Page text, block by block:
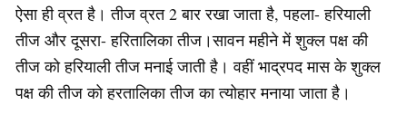
ऐसा ही व्रत है। तीज व्रत 2 बार रखा जाता है, पहला- हरियाली
तीज और दूसरा- हरितालिका तीज।सावन महीने में शुक्‍ल पक्ष की
तीज को हरियाली तीज मनाई जाती है। वहीं भाद्रपद मास के शुक्ल
पक्ष की तीज को हरतालिका तीज का त्योहार मनाया जाता है।